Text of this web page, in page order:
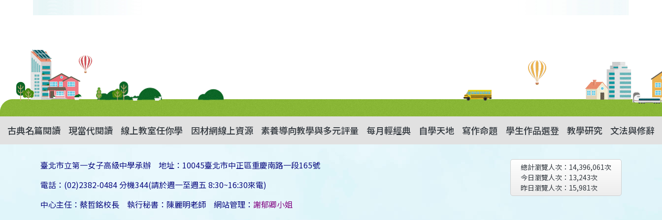
古典名篇閱讀 現當代閱讀 線上教室任你學 因材網線上資源 素養導向教學與多元評量 每月輕經典 自學天地 寫作命題 學生作品選登 教學研究 文法與修辭
臺北市立第一女子高級中學承辦 地址：10045臺北市中正區重慶南路一段165號
電話：(02)2382-0484 分機344(請於週一至週五 8:30~16:30來電)
中心主任：蔡哲銘校長 執行秘書：陳麗明老師 網站管理：謝郁卿小姐
總計瀏覽人次： 14,396,061次
今日瀏覽人次： 13,243次
昨日瀏覽人次： 15,981次